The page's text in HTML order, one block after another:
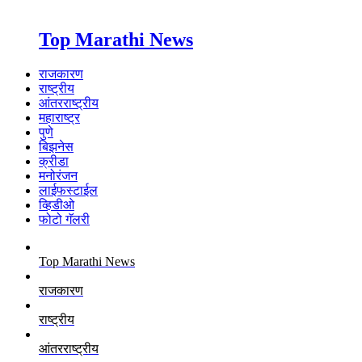
Top Marathi News
राजकारण
राष्ट्रीय
आंतरराष्ट्रीय
महाराष्ट्र
पुणे
बिझनेस
क्रीडा
मनोरंजन
लाईफस्टाईल
व्हिडीओ
फोटो गॅलरी
Top Marathi News
राजकारण
राष्ट्रीय
आंतरराष्ट्रीय